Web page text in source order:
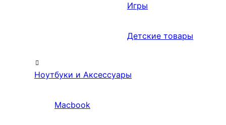
Игры
Детские товары
Ноутбуки и Аксессуары
Macbook